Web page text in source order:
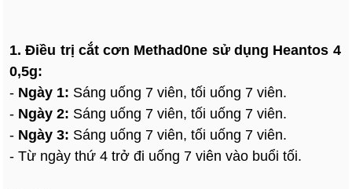
1. Điều trị cắt cơn Methad0ne sử dụng Heantos 4
0,5g:
- Ngày 1: Sáng uống 7 viên, tối uống 7 viên.
- Ngày 2: Sáng uống 7 viên, tối uống 7 viên.
- Ngày 3: Sáng uống 7 viên, tối uống 7 viên.
- Từ ngày thứ 4 trở đi uống 7 viên vào buổi tối.